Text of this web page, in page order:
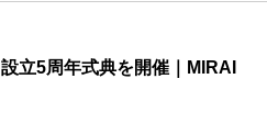
設立5周年式典を開催｜MIRAI